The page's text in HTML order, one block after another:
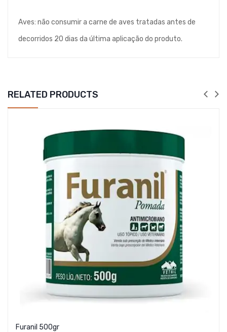
Aves: não consumir a carne de aves tratadas antes de
decorridos 20 dias da última aplicação do produto.
RELATED PRODUCTS
Furanil 500gr